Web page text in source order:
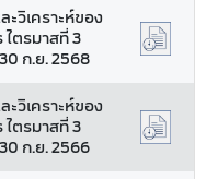
ะวิเคราะห์ของ
ตรมาสที่ 3
ก.ย. 2568
ะวิเคราะห์ของ
ตรมาสที่ 3
ก.ย. 2566